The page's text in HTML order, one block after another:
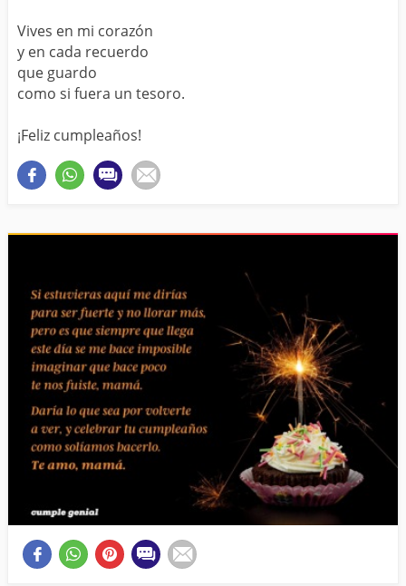
Vives en mi corazón
y en cada recuerdo
que guardo
como si fuera un tesoro.
¡Feliz cumpleaños!